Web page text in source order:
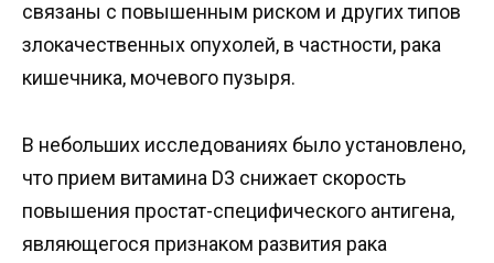
связаны с повышенным риском и других типов
злокачественных опухолей, в частности, рака
кишечника, мочевого пузыря.
В небольших исследованиях было установлено,
что прием витамина D3 снижает скорость
повышения простат-специфического антигена,
являющегося признаком развития рака